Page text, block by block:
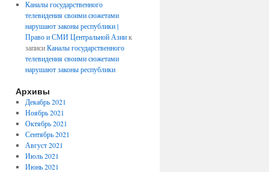
Каналы государственного
телевидения своими сюжетами
нарушают законы республики |
Право и СМИ Центральной Азиик
записиКаналы государственного
телевидения своими сюжетами
нарушают законы республики
Архивы
Декабрь 2021
Ноябрь 2021
Октябрь 2021
Сентябрь 2021
Август 2021
Июль 2021
Июнь 2021